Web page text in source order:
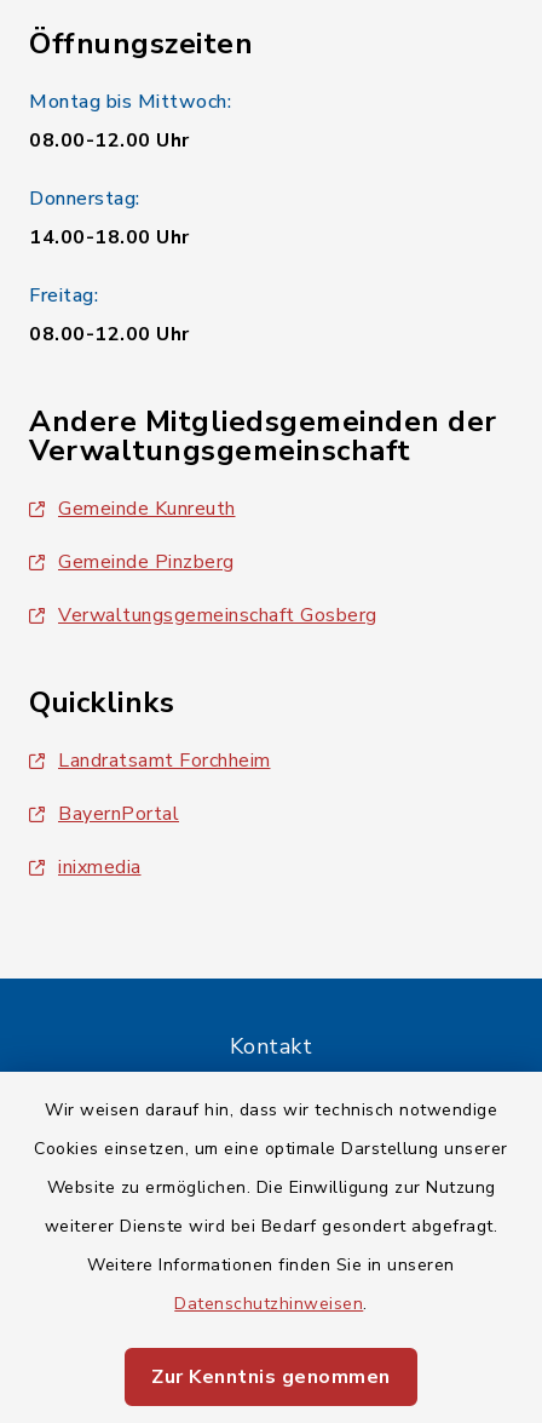
Wir weisen darauf hin, dass wir technisch notwendige
Cookies einsetzen, um eine optimale Darstellung unserer
Website zu ermöglichen. Die Einwilligung zur Nutzung
weiterer Dienste wird bei Bedarf gesondert abgefragt.
Weitere Informationen finden Sie in unseren
Datenschutzhinweisen.
Zur Kenntnis genommen
Öffnungszeiten
Montag bis Mittwoch:
08.00-12.00 Uhr
Donnerstag:
14.00-18.00 Uhr
Freitag:
08.00-12.00 Uhr
Andere Mitgliedsgemeinden der
Verwaltungsgemeinschaft
Gemeinde Kunreuth
Gemeinde Pinzberg
Verwaltungsgemeinschaft Gosberg
Quicklinks
Landratsamt Forchheim
BayernPortal
inixmedia
Kontakt
Barrierefreiheit
Impressum
Sitemap